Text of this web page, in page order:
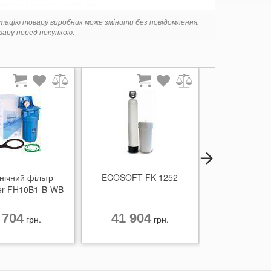
іонообмінної ємності
роботу пом'якшувача і визначає частоту
часу доби і пікових навантажень
пластику та підключений до окремо стоїть баку-
пластику
товару виробник може змінити без повідомлення.
перед покупкою.
фільтр
FH10B1-B-WB
грн.
ECOSOFT FK 1252
41 904грн.